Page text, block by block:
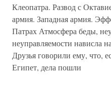
Клеопатра. Развод с
армия. Западная армия.
Патрах Атмосфера беды,
неуправляемости нависла
Друзья говорили ему, что,
Египет, дела пошли